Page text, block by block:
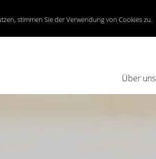
Über uns
stimmen Sie der Verwendung von Cookies zu.